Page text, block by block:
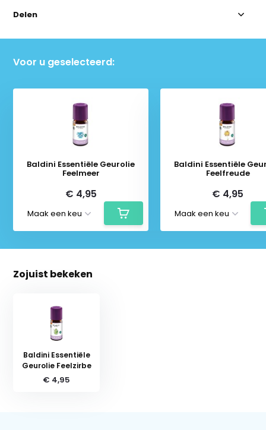
Delen
Voor u geselecteerd:
Baldini Essentiële Geurolie
Feelmeer
€ 4,95
Baldini Essentiële
Feelfreude
€ 4,95
Zojuist bekeken
Baldini Essentiële
Geurolie Feelzirbe
€ 4,95